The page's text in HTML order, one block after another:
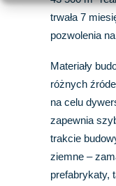
trwała 7
pozwolenia
Materiały
różnych
na celu
zapewnia
trakcie
ziemne –
prefabrykaty,